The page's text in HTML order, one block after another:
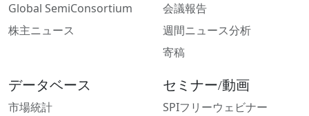
Global SemiConsortium
株主ニュース
会議報告
週間ニュース分析
寄稿
データベース
市場統計
セミナー/動画
SPIフリーウェビナー